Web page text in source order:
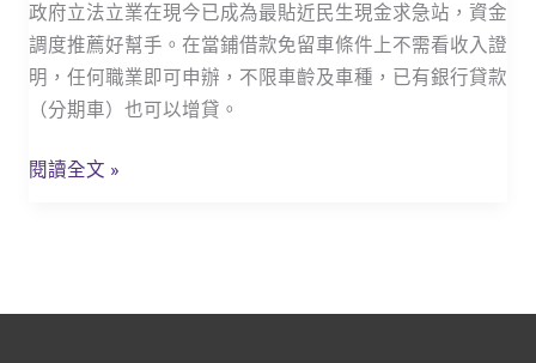
政府立法立業在現今已成為最貼近民生現金求急站，資金
調度推薦好幫手。在當鋪借款免留車條件上不需看收入證
明，任何職業即可申辦，不限車齡及車種，已有銀行貸款
（分期車）也可以增貸。
車
閱讀全文 »